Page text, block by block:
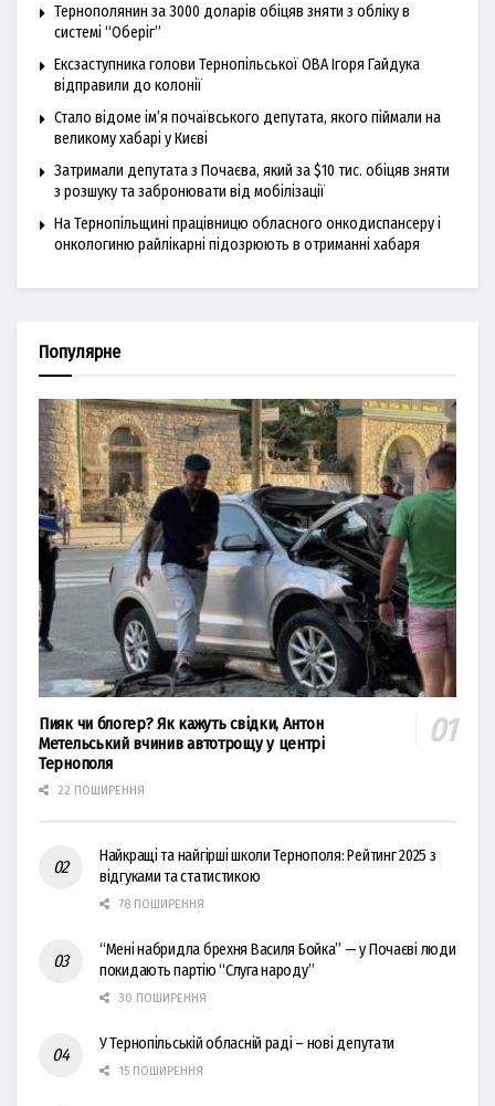
Тернополянин за 3000 доларів обіцяв зняти з обліку в
системі “Оберіг”
Ексзаступника голови Тернопільської ОВА Ігоря Гайдука
відправили до колонії
Стало відоме ім’я почаївського депутата, якого піймали на
великому хабарі у Києві
Затримали депутата з Почаєва, який за $10 тис. обіцяв зняти
з розшуку та забронювати від мобілізації
На Тернопільщині працівницю обласного онкодиспансеру і
онкологиню райлікарні підозрюють в отриманні хабаря
Популярне
Пияк чи блогер? Як кажуть свідки, Антон
Метельський вчинив автотрощу у центрі
Тернополя
22 ПОШИРЕННЯ
Найкращі та найгірші школи Тернополя: Рейтинг 2025 з
відгуками та статистикою
78 ПОШИРЕННЯ
“Мені набридла брехня Василя Бойка” — у Почаєві люди
покидають партію “Слуга народу”
30 ПОШИРЕННЯ
У Тернопільській обласній раді – нові депутати
15 ПОШИРЕННЯ